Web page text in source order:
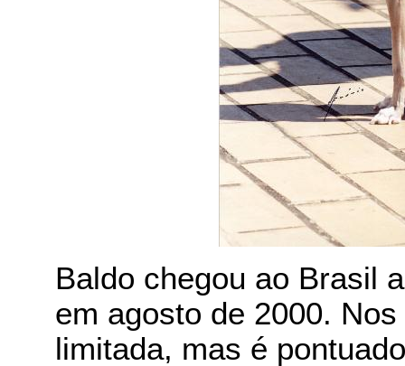
Baldo chegou ao Brasil
em agosto de 2000.
limitada, mas é